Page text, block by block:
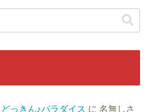
っきん♪パラダイス に 名無しさ